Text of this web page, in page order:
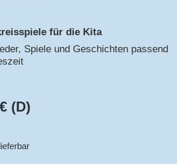
für die Kita
Spiele und Geschichten passend
(D)